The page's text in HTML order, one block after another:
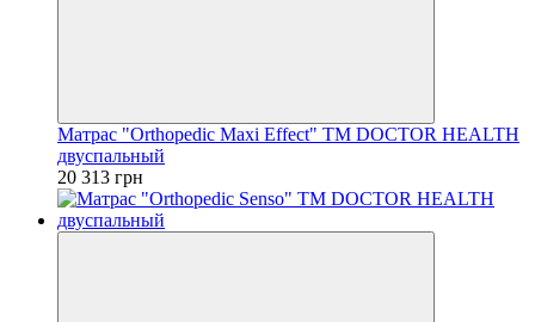
Матрас "Orthopedic Maxi Effect" ТМ DOCTOR HEALTH
двуспальный
20 313 грн